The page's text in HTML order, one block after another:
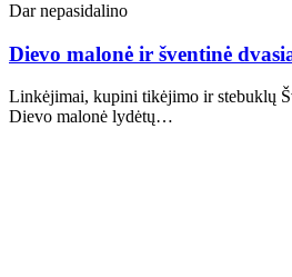
Dar nepasidalino
Dievo malonė ir šventinė
Linkėjimai, kupini tikėjimo ir stebuklų
Dievo malonė lydėtų…